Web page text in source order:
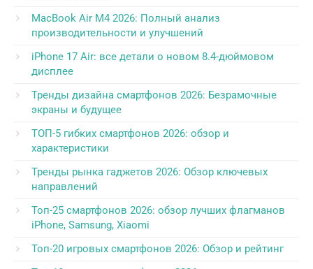
MacBook Air M4 2026: Полный анализ
производительности и улучшений
iPhone 17 Air: все детали о новом 8.4-дюймовом
дисплее
Тренды дизайна смартфонов 2026: Безрамочные
экраны и будущее
ТОП-5 гибких смартфонов 2026: обзор и
характеристики
Тренды рынка гаджетов 2026: Обзор ключевых
направлений
Топ-25 смартфонов 2026: обзор лучших флагманов
iPhone, Samsung, Xiaomi
Топ-20 игровых смартфонов 2026: Обзор и рейтинг